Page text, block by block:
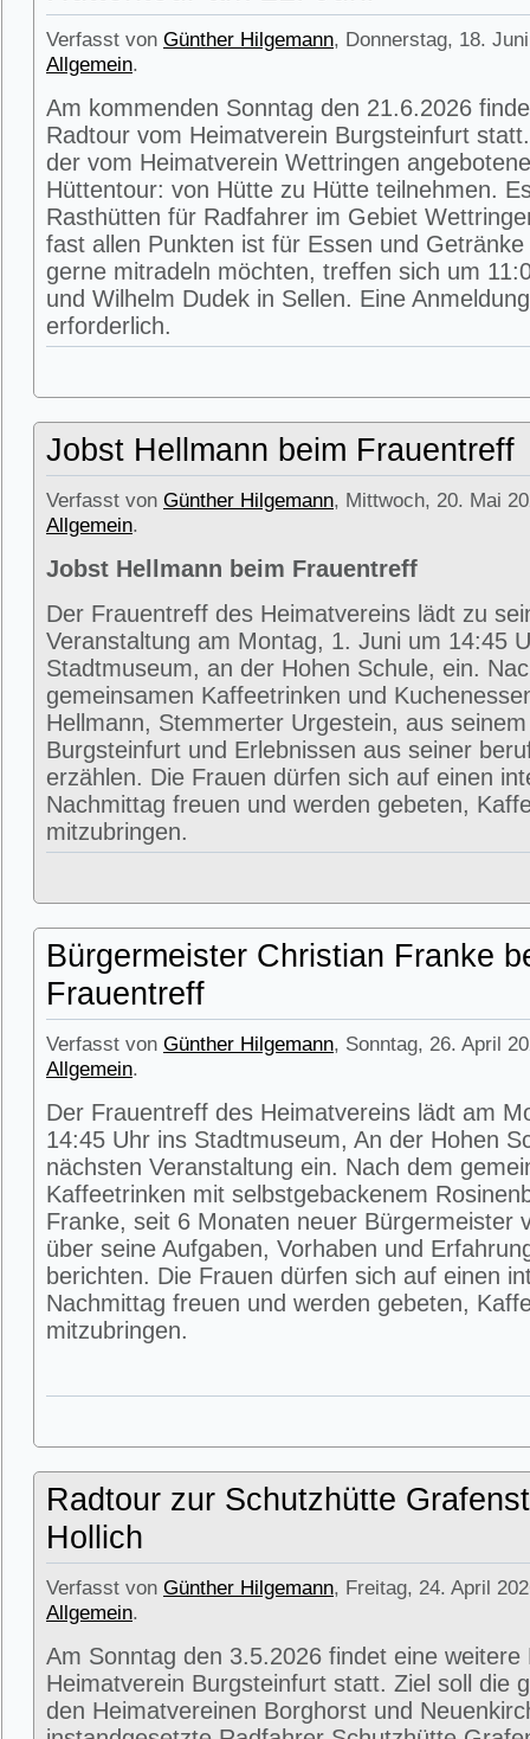
Verfasst von Günther Hilgemann, Donnerstag, 18.
Allgemein.
Am kommenden Sonntag den 21.6.2026
Radtour vom Heimatverein Burgsteinfurt
der vom Heimatverein Wettringen
Hüttentour: von Hütte zu Hütte teilnehmen.
Rasthütten für Radfahrer im Gebiet
fast allen Punkten ist für Essen und
gerne mitradeln möchten, treffen sich um
und Wilhelm Dudek in Sellen. Eine
erforderlich.
Jobst Hellmann beim Frauentreff
Verfasst von Günther Hilgemann, Mittwoch, 20. Mai
Allgemein.
Jobst Hellmann beim Frauentreff
Der Frauentreff des Heimatvereins lädt zu
Veranstaltung am Montag, 1. Juni um 14:45
Stadtmuseum, an der Hohen Schule, ein.
gemeinsamen Kaffeetrinken und
Hellmann, Stemmerter Urgestein, aus
Burgsteinfurt und Erlebnissen aus seiner
erzählen. Die Frauen dürfen sich auf einen
Nachmittag freuen und werden gebeten,
mitzubringen.
Bürgermeister Christian Franke
Frauentreff
Verfasst von Günther Hilgemann, Sonntag, 26. April
Allgemein.
Der Frauentreff des Heimatvereins lädt am
14:45 Uhr ins Stadtmuseum, An der Hohen
nächsten Veranstaltung ein. Nach dem
Kaffeetrinken mit selbstgebackenem
Franke, seit 6 Monaten neuer Bürgermeister
über seine Aufgaben, Vorhaben und
berichten. Die Frauen dürfen sich auf einen
Nachmittag freuen und werden gebeten,
mitzubringen.
Radtour zur Schutzhütte
Hollich
Verfasst von Günther Hilgemann, Freitag, 24. April
Allgemein.
Am Sonntag den 3.5.2026 findet eine weitere
Heimatverein Burgsteinfurt statt. Ziel soll die
den Heimatvereinen Borghorst und